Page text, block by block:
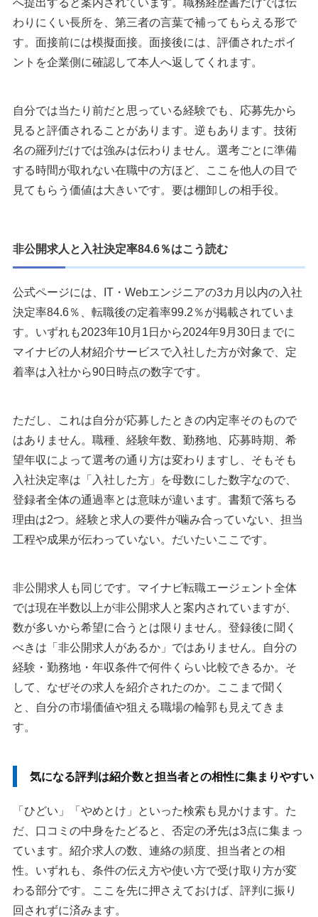
わりにくい長所を、第三者の言葉で補ってもらえる形で
す。面接前には模擬面接。面接後には、評価されたポイ
ントを企業側に確認して本人へ返してくれます。
自分では当たり前だと思っている経験でも、応募先から
見ると評価されることがあります。逆もあります。技術
名の羅列だけでは強みは伝わりません。選考ごとに準備
する時間が取れない在職中の方ほど、ここを他人の目で
見てもらう価値は大きいです。要は棚卸しの相手役。
非公開求人と入社決定率84.6％はこう読む
公式ページには、IT・Webエンジニアの3カ月以内の入社
決定率84.6％、転職後の定着率99.2％が掲載されていま
す。いずれも2023年10月1日から2024年9月30日までに
マイナビの人材紹介サービスで入社した方が対象で、定
着率は入社から90日時点の数字です。
ただし、これは自分が応募したときの内定率そのもので
はありません。職種、経験年数、勤務地、応募時期、希
望年収によって選考の通り方は変わりますし、そもそも
入社決定率は「入社した方」を母数にした数字なので、
登録者全体の通過率とは意味が違います。書類で落ちる
理由は2つ。経験と求人の要件が噛み合っていない、担当
工程や成果が伝わっていない。だいたいここです。
非公開求人も同じです。マイナビ転職エージェント全体
では現在半数以上が非公開求人と案内されていますが、
数が多いから希望に合うとは限りません。登録後に聞く
べきは「非公開求人があるか」ではありません。自分の
経験・勤務地・年収条件で何件くらい比較できるか。そ
して、なぜその求人を紹介されたのか。ここまで聞く
と、自分の市場価値や狙える職場の輪郭も見えてきま
す。
気になる評判は紹介数と担当者との相性に集まりやすい
「ひどい」「やめとけ」といった検索も見かけます。た
だ、口コミの中身をたどると、否定の矛先は3点に集まっ
ています。紹介求人の数、連絡の頻度、担当者との相
性。いずれも、条件の伝え方や使い方で受け取り方が変
わる部分です。ここを先に押さえておけば、評判に振り
回されずに済みます。